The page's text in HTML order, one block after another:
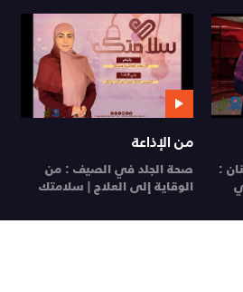
:
من الإذاعة
صحة الجلد في الصيف : من
الوقاية إلى العلاج | سلامتك